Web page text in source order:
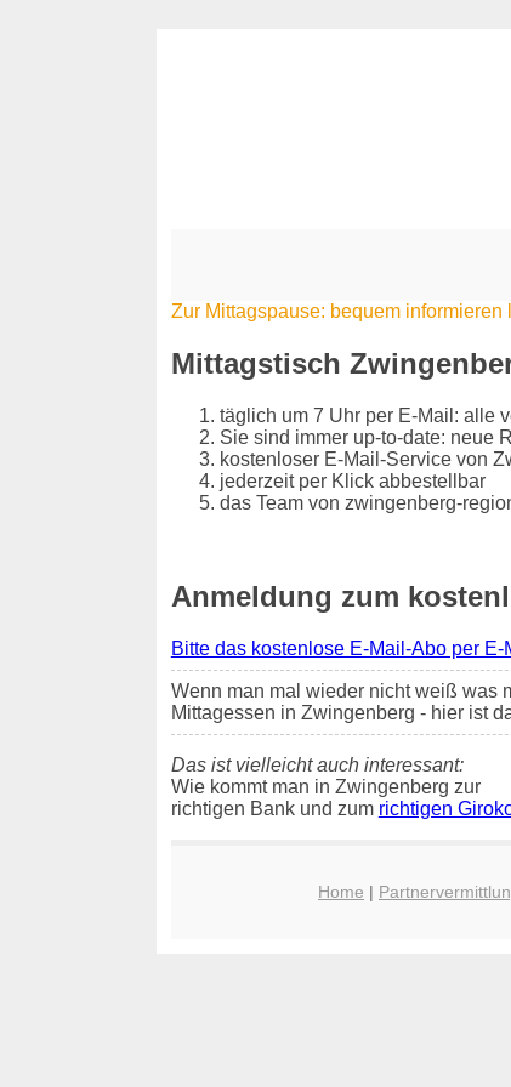
Zur Mittagspause: bequem informieren
Mittagstisch
täglich um 7 Uhr per E-Mail: alle
Sie sind immer up-to-date: neue
kostenloser E-Mail-Service von
jederzeit per Klick abbestellbar
das Team von zwingenberg-
Anmeldung zum
Bitte das kostenlose E-Mail-Abo per
Wenn man mal wieder nicht weiß was
Mittagessen in Zwingenberg - hier ist
Das ist vielleicht auch interessant:
Wie kommt man in Zwingenberg zur
richtigen Bank und zum richtigen
Home |